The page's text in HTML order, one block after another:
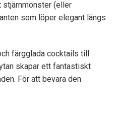
stjärnmönster (eller
som löper elegant längs
färgglada cocktails till
skapar ett fantastiskt
För att bevara den